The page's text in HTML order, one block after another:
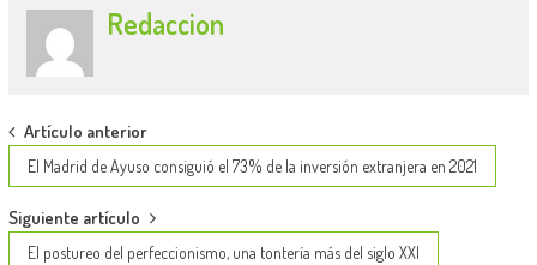
Redaccion
Post
navigation
Artículo anterior
El Madrid de Ayuso consiguió el 73% de la inversión extranjera en 2021
Siguiente artículo
El postureo del perfeccionismo, una tontería más del siglo XXI